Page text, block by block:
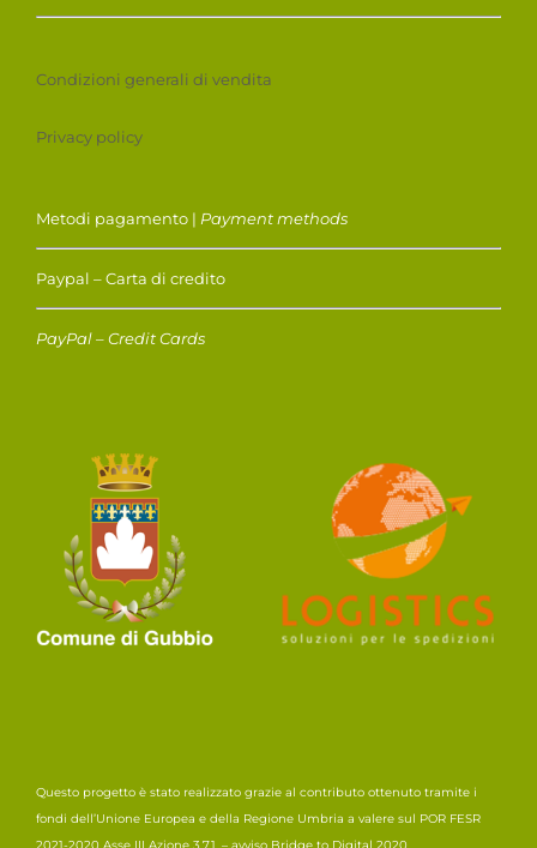
Condizioni generali di vendita
Privacy policy
Metodi pagamento | Payment methods
Paypal – Carta di credito
PayPal – Credit Cards
Questo progetto è stato realizzato grazie al contributo ottenuto tramite i
fondi dell’Unione Europea e della Regione Umbria a valere sul POR FESR
2021-2020 Asse III Azione 3.7.1. – avviso Bridge to Digital 2020